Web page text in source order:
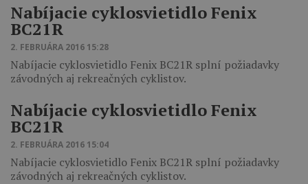
Nabíjacie cyklosvietidlo Fenix
BC21R
2. FEBRUÁRA 2016 15:28
Nabíjacie cyklosvietidlo Fenix BC21R splní požiadavky
závodných aj rekreačných cyklistov.
Nabíjacie cyklosvietidlo Fenix
BC21R
2. FEBRUÁRA 2016 15:04
Nabíjacie cyklosvietidlo Fenix BC21R splní požiadavky
závodných aj rekreačných cyklistov.